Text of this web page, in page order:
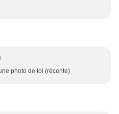
photo de toi (récente)